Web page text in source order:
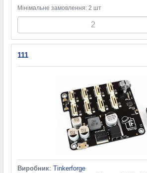
Мінімальне замовлення: 2 шт
111
Виробник: Tinkerforge